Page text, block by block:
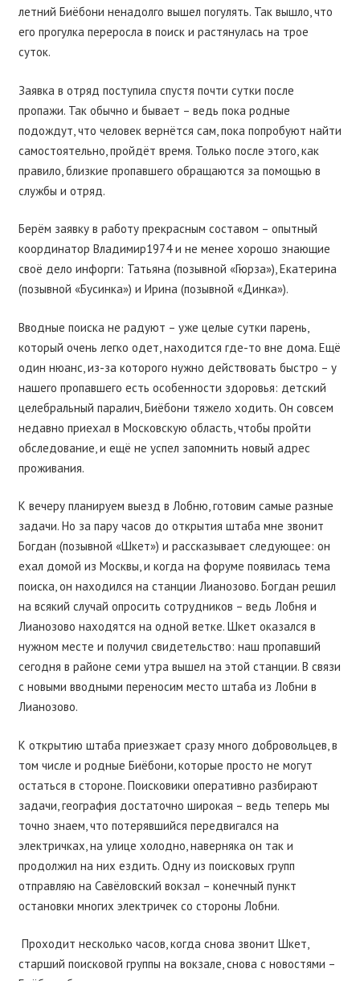
летний Биёбони ненадолго вышел погулять. Так вышло, что
его прогулка переросла в поиск и растянулась на трое
суток.
Заявка в отряд поступила спустя почти сутки после
пропажи. Так обычно и бывает – ведь пока родные
подождут, что человек вернётся сам, пока попробуют найти
самостоятельно, пройдёт время. Только после этого, как
правило, близкие пропавшего обращаются за помощью в
службы и отряд.
Берём заявку в работу прекрасным составом – опытный
координатор Владимир1974 и не менее хорошо знающие
своё дело инфорги: Татьяна (позывной «Гюрза»), Екатерина
(позывной «Бусинка») и Ирина (позывной «Динка»).
Вводные поиска не радуют – уже целые сутки парень,
который очень легко одет, находится где-то вне дома. Ещё
один нюанс, из-за которого нужно действовать быстро – у
нашего пропавшего есть особенности здоровья: детский
целебральный паралич, Биёбони тяжело ходить. Он совсем
недавно приехал в Московскую область, чтобы пройти
обследование, и ещё не успел запомнить новый адрес
проживания.
К вечеру планируем выезд в Лобню, готовим самые разные
задачи. Но за пару часов до открытия штаба мне звонит
Богдан (позывной «Шкет») и рассказывает следующее: он
ехал домой из Москвы, и когда на форуме появилась тема
поиска, он находился на станции Лианозово. Богдан решил
на всякий случай опросить сотрудников – ведь Лобня и
Лианозово находятся на одной ветке. Шкет оказался в
нужном месте и получил свидетельство: наш пропавший
сегодня в районе семи утра вышел на этой станции. В связи
с новыми вводными переносим место штаба из Лобни в
Лианозово.
К открытию штаба приезжает сразу много добровольцев, в
том числе и родные Биёбони, которые просто не могут
остаться в стороне. Поисковики оперативно разбирают
задачи, география достаточно широкая – ведь теперь мы
точно знаем, что потерявшийся передвигался на
электричках, на улице холодно, наверняка он так и
продолжил на них ездить. Одну из поисковых групп
отправляю на Савёловский вокзал – конечный пункт
остановки многих электричек со стороны Лобни.
Проходит несколько часов, когда снова звонит Шкет,
старший поисковой группы на вокзале, снова с новостями –